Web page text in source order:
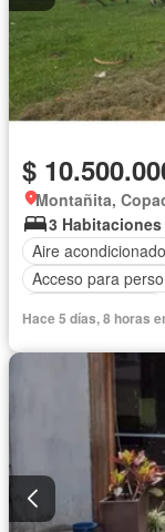
$
Montañita,
3 Habitaciones
Aire acondicionado
Acceso para
Vista panorámica
Cuarto de servicio
Hace 5 días, 8 horas